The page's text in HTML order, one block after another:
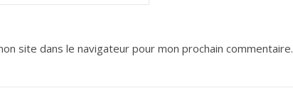
site dans le navigateur pour mon prochain commentaire.